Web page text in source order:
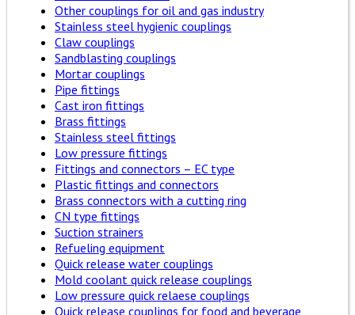
Other couplings for oil and gas industry
Stainless steel hygienic couplings
Claw couplings
Sandblasting couplings
Mortar couplings
Pipe fittings
Cast iron fittings
Brass fittings
Stainless steel fittings
Low pressure fittings
Fittings and connectors – EC type
Plastic fittings and connectors
Brass connectors with a cutting ring
CN type fittings
Suction strainers
Refueling equipment
Quick release water couplings
Mold coolant quick release couplings
Low pressure quick relaese couplings
Quick release couplings for food and beverage